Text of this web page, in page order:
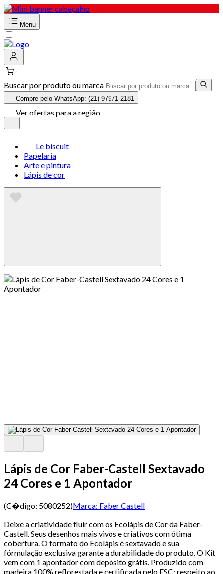
Menu
Buscar por produto ou marca
Compre pelo WhatsApp: (21) 97971-2181
Ver ofertas para a região
Le biscuit
Papelaria
Arte e pintura
Lápis de cor
Lápis de Cor Faber-Castell Sextavado
24 Cores e 1 Apontador
(C�digo: 5080252)Marca: Faber Castell
Deixe a criatividade fluir com os Ecolápis de Cor da Faber-
Castell. Seus desenhos mais vivos e criativos com ótima
cobertura. O formato do Ecolápis é sextavado e sua
fórmulação exclusiva garante a durabilidade do produto. O Kit
vem com 1 apontador com depósito grátis. Produzido com
madeira 100% reflorestada e certificada pelo FSC: respeito ao